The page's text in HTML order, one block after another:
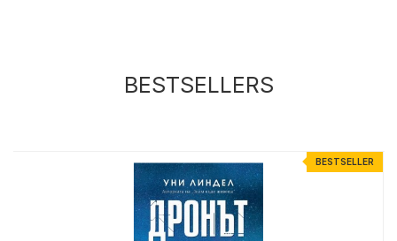
BESTSELLERS
BESTSELLER